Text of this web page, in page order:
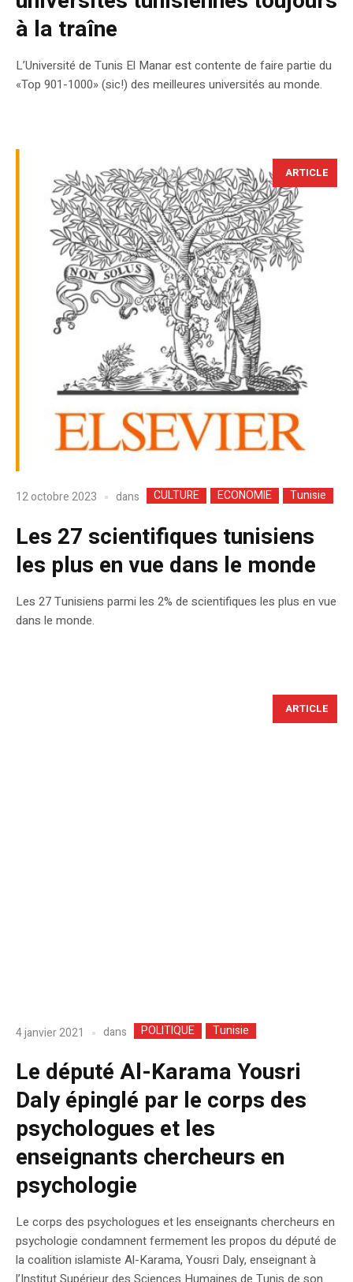
à la traîne
L’Université de Tunis El Manar est contente de faire partie du
«Top 901-1000» (sic!) des meilleures universités au monde.
ARTICLE
12 octobre 2023 dans CULTURE ECONOMIE Tunisie
Les 27 scientifiques tunisiens
les plus en vue dans le monde
Les 27 Tunisiens parmi les 2% de scientifiques les plus en vue
dans le monde.
ARTICLE
4 janvier 2021 dans POLITIQUE Tunisie
Le député Al-Karama Yousri
Daly épinglé par le corps des
psychologues et les
enseignants chercheurs en
psychologie
Le corps des psychologues et les enseignants chercheurs en
psychologie condamnent fermement les propos du député de
la coalition islamiste Al-Karama, Yousri Daly, enseignant à